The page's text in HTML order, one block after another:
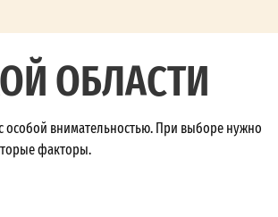
ОБЛАСТИ
внимательностью. При выборе нужно
факторы.